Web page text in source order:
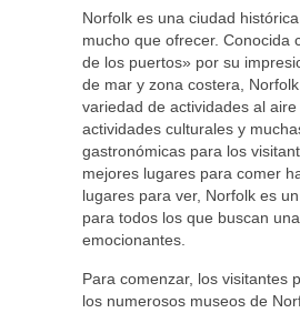
Norfolk es una ciudad
mucho que ofrecer. Conocida
de los puertos» por su
de mar y zona costera,
variedad de actividades al aire
actividades culturales y
gastronómicas para los
mejores lugares para comer
lugares para ver, Norfolk es
para todos los que buscan
emocionantes.
Para comenzar, los visitantes
los numerosos museos de